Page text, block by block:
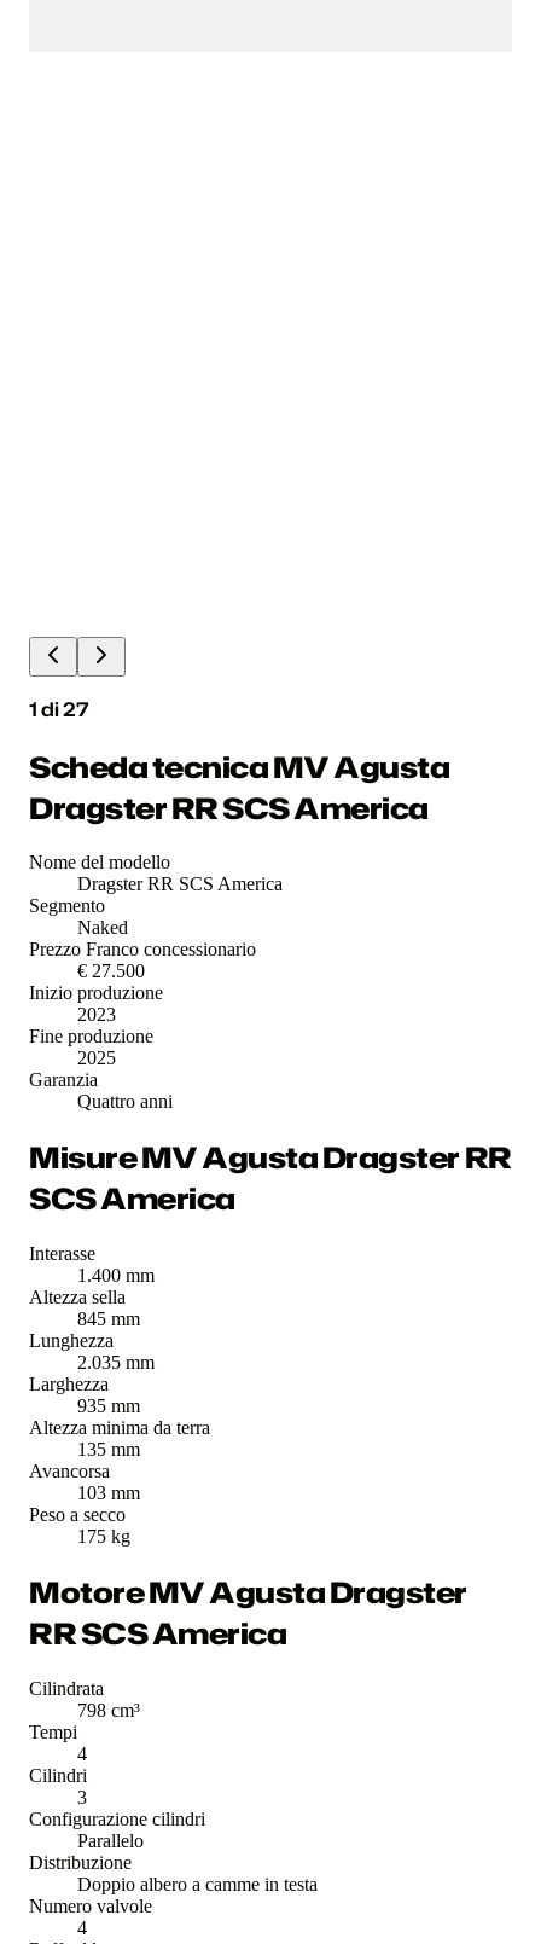
1di27
Scheda tecnica MV Agusta
Dragster RR SCS America
Nome del modello
Dragster RR SCS America
Segmento
Naked
Prezzo Franco concessionario
€ 27.500
Inizio produzione
2023
Fine produzione
2025
Garanzia
Quattro anni
Misure MV Agusta Dragster RR
SCS America
Interasse
1.400 mm
Altezza sella
845 mm
Lunghezza
2.035 mm
Larghezza
935 mm
Altezza minima da terra
135 mm
Avancorsa
103 mm
Peso a secco
175 kg
Motore MV Agusta Dragster
RR SCS America
Cilindrata
798 cm³
Tempi
4
Cilindri
3
Configurazione cilindri
Parallelo
Distribuzione
Doppio albero a camme in testa
Numero valvole
4